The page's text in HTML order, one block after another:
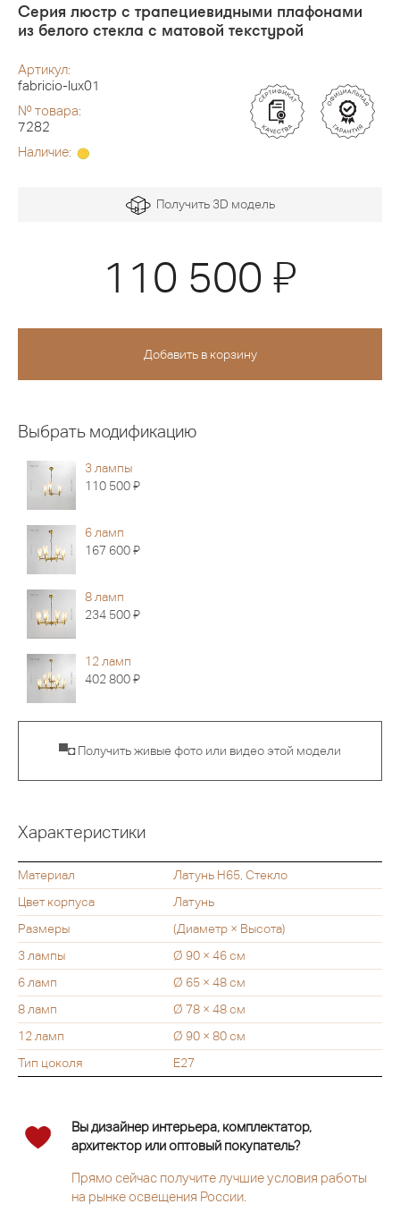
Серия люстр с трапециевидными плафонами
из белого стекла с матовой текстурой
Артикул:
fabricio-lux01
№ товара:
7282
Наличие:
Получить 3D модель
110 500 Я
Выбрать модификацию
3 лампы
110 500Я
6 ламп
167 600Я
8 ламп
234 500Я
12 ламп
402 800Я
▀◘ Получить живые фото или видео этой модели
Характеристики
Материал
Латунь H65, Стекло
Цвет корпуса
Латунь
Размеры
(Диаметр × Высота)
3 лампы
Ø 90 × 46 см
6 ламп
Ø 65 × 48 см
8 ламп
Ø 78 × 48 см
12 ламп
Ø 90 × 80 см
Тип цоколя
Е27
Вы дизайнер интерьера, комплектатор,
архитектор или оптовый покупатель?
Прямо сейчас получите лучшие условия работы
на рынке освещения России.